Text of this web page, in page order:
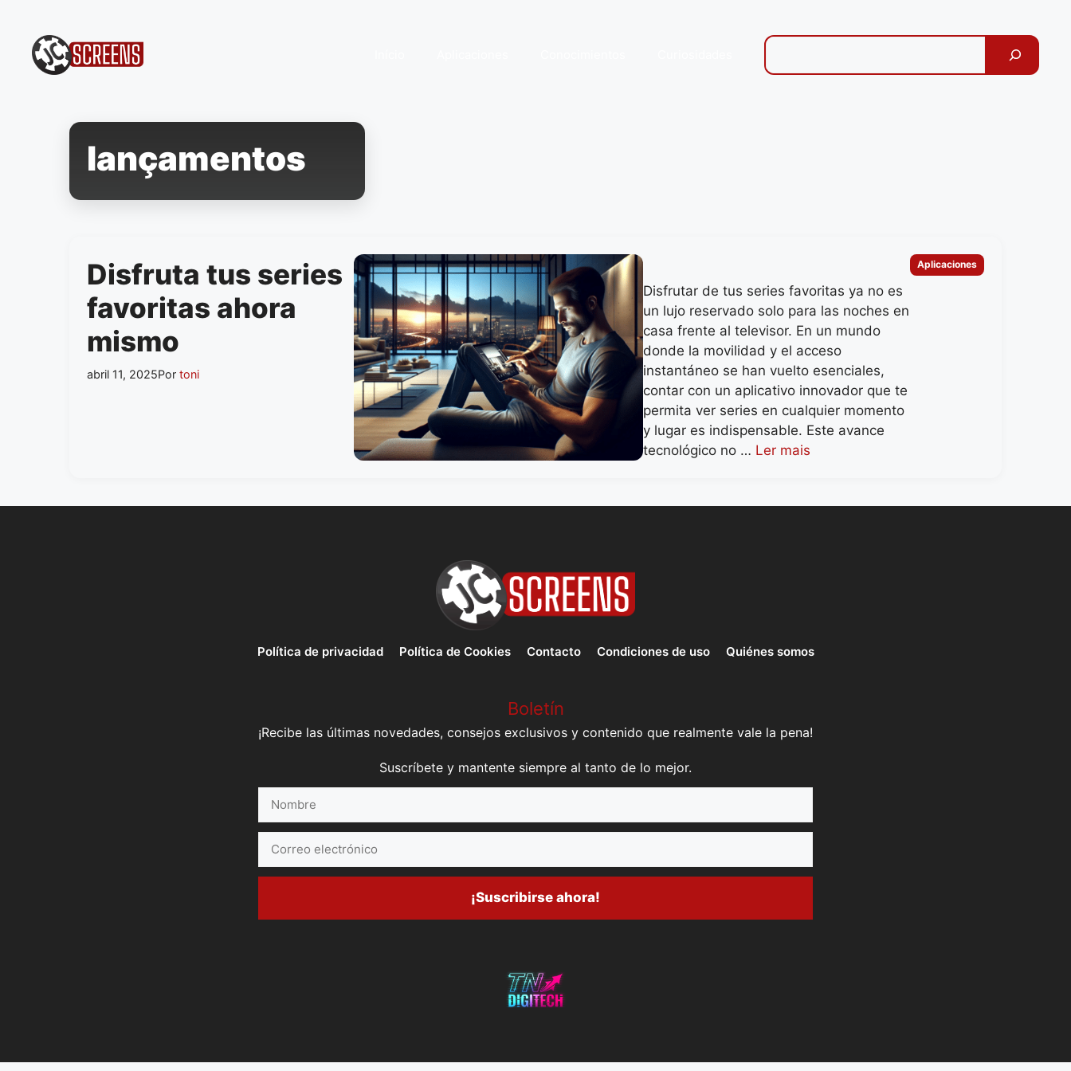
conteúdo
lançamentos
Disfruta tus series
favoritas ahora
mismo
abril 11, 2025Por toni
Disfrutar de tus series favoritas ya no es
un lujo reservado solo para las noches en
casa frente al televisor. En un mundo
donde la movilidad y el acceso
instantáneo se han vuelto esenciales,
contar con un aplicativo innovador que te
permita ver series en cualquier momento
y lugar es indispensable. Este avance
tecnológico no … Ler mais
Categorias
Aplicaciones
Política de privacidad Política de Cookies Contacto Condiciones de uso Quiénes somos
Boletín
¡Recibe las últimas novedades, consejos exclusivos y contenido que realmente vale la pena!
Suscríbete y mantente siempre al tanto de lo mejor.
electrónico
¡Suscribirse ahora!